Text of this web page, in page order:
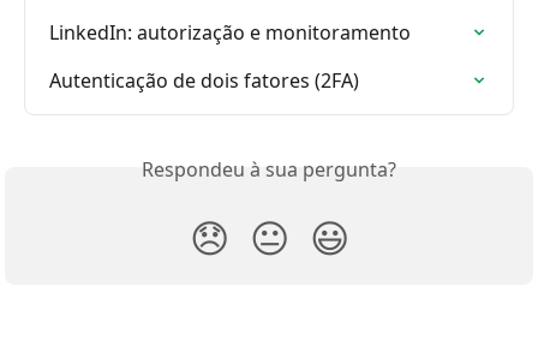
LinkedIn: autorização e monitoramento
Autenticação de dois fatores (2FA)
Respondeu à sua pergunta?
😞 😐 😃